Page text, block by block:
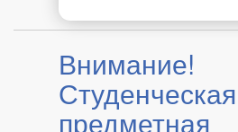
Внимание!
Студенческая
предметная